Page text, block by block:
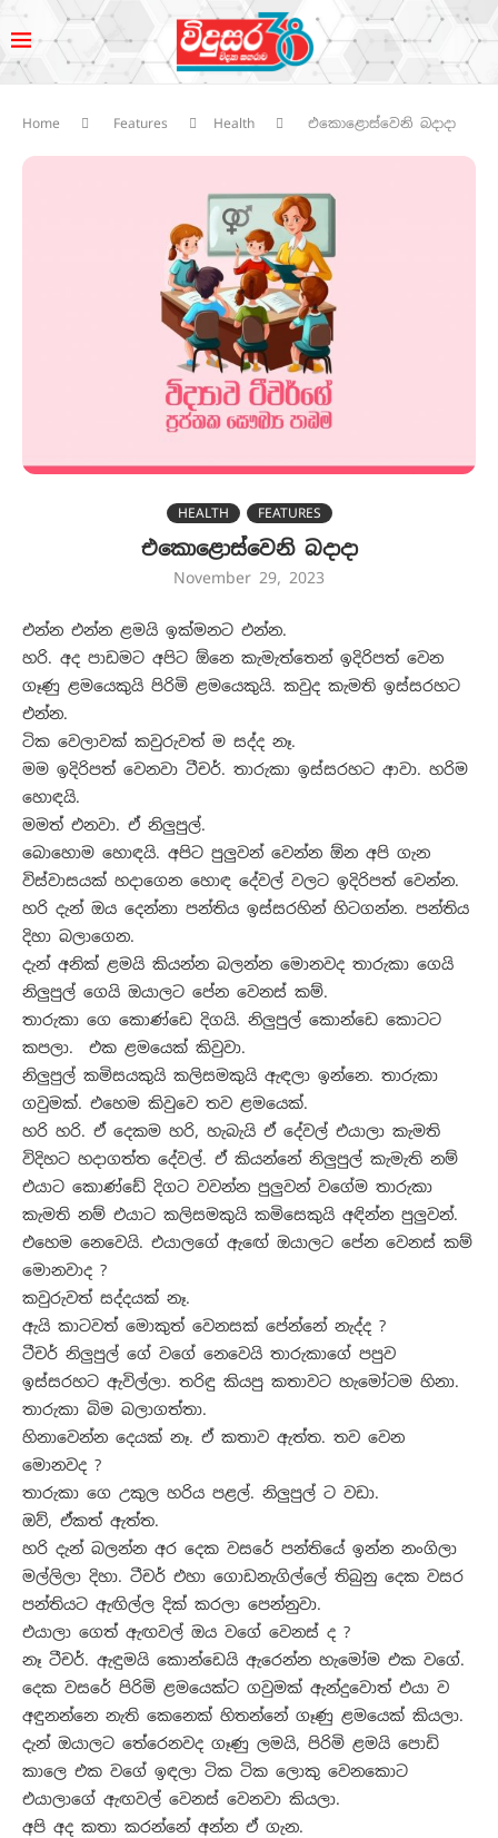
Home Features Health එකොළොස්වෙනි බදාදා
HEALTH FEATURES
එකොළොස්වෙනි බදාදා
November 29, 2023
එන්න එන්න ළමයි ඉක්මනට එන්න.
හරි. අද පාඩමට අපිට ඕනෙ කැමැත්තෙන් ඉදිරිපත් වෙන
ගෑණු ළමයෙකුයි පිරිමි ළමයෙකුයි. කවුද කැමති ඉස්සරහට
එන්න.
ටික වෙලාවක් කවුරුවත් ම සද්ද නෑ.
මම ඉදිරිපත් වෙනවා ටීචර්. තාරුකා ඉස්සරහට ආවා. හරිම
හොඳයි.
මමත් එනවා. ඒ නිලු‍පුල්.
බොහොම හොඳයි. අපිට පුලු‍වන් වෙන්න ඕන අපි ගැන
විස්වාසයක් හදාගෙන හොඳ දේවල් වලට ඉදිරිපත් වෙන්න.
හරි දැන් ඔය දෙන්නා පන්තිය ඉස්සරහින් හිටගන්න. පන්තිය
දිහා බලාගෙන.
දැන් අනික් ළමයි කියන්න බලන්න මොනවද තාරුකා ගෙයි
නිලු‍පුල් ගෙයි ඔයාලට පේන වෙනස් කම්.
තාරුකා ගෙ කොණ්ඩෙ දිගයි. නිලු‍පුල් කොන්ඩෙ කොටට
කපලා. එක ළමයෙක් කිවුවා.
නිලු‍පුල් කමිසයකුයි කලිසමකුයි ඇඳලා ඉන්නෙ. තාරුකා
ගවුමක්. එහෙම කිවුවෙ තව ළමයෙක්.
හරි හරි. ඒ දෙකම හරි, හැබැයි ඒ දේවල් එයාලා කැමති
විදිහට හදාගත්ත දේවල්. ඒ කියන්නේ නිලු‍පුල් කැමැති නම්
එයාට කොණ්ඩේ දිගට වවන්න පුලු‍වන් වගේම තාරුකා
කැමති නම් එයාට කලිසමකුයි කමිසෙකුයි අඳින්න පුලු‍වන්.
එහෙම නෙවෙයි. එයාලගේ ඇඟේ ඔයාලට පේන වෙනස් කම්
මොනවාද ?
කවුරුවත් සද්දයක් නෑ.
ඇයි කාටවත් මොකුත් වෙනසක් පේන්නේ නැද්ද ?
ටීචර් නිලු‍පුල් ගේ වගේ නෙවෙයි තාරුකාගේ පපුව
ඉස්සරහට ඇවිල්ලා. තරිඳු කියපු කතාවට හැමෝටම හිනා.
තාරුකා බිම බලාගත්තා.
හිනාවෙන්න දෙයක් නෑ. ඒ කතාව ඇත්ත. තව වෙන
මොනවද ?
තාරුකා ගෙ උකුල හරිය පළල්. නිලු‍පුල් ට වඩා.
ඔව්, ඒකත් ඇත්ත.
හරි දැන් බලන්න අර දෙක වසරේ පන්තියේ ඉන්න නංගිලා
මල්ලිලා දිහා. ටීචර් එහා ගොඩනැගිල්ලේ තිබුනු දෙක වසර
පන්තියට ඇඟිල්ල දික් කරලා පෙන්නුවා.
එයාලා ගෙත් ඇඟවල් ඔය වගේ වෙනස් ද ?
නෑ ටීචර්. ඇඳුමයි කොන්ඩෙයි ඇරෙන්න හැමෝම එක වගේ.
දෙක වසරේ පිරිමි ළමයෙක්ට ගවුමක් ඇන්දුවොත් එයා ව
අඳුනන්නෙ නැති කෙනෙක් හිතන්නේ ගෑණු ළමයෙක් කියලා.
දැන් ඔයාලට තේරෙනවද ගෑණු ලමයි, පිරිමි ළමයි පොඩි
කාලෙ එක වගේ ඉඳලා ටික ටික ලොකු වෙනකොට
එයාලාගේ ඇඟවල් වෙනස් වෙනවා කියලා.
අපි අද කතා කරන්නේ අන්න ඒ ගැන.